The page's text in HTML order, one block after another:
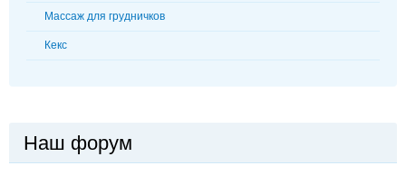
Массаж для грудничков
Кекс
Наш форум